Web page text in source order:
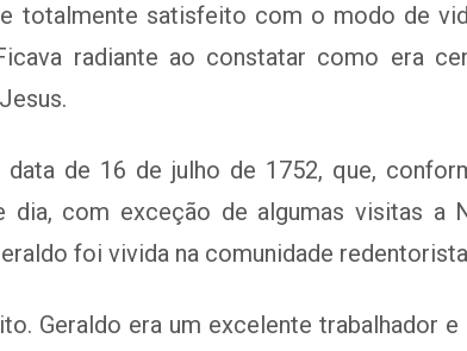
totalmente satisfeito com o modo de
radiante ao constatar como era
de 16 de julho de 1752, que,
dia, com exceção de algumas visitas
foi vivida na comunidade
Geraldo era um excelente trabalhador